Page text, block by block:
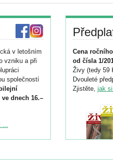
v letošním
vzniku a při
společností
dnech 16.–
září.
...
Cena
od čísla 1/
Živy (tedy 59
Dvouleté
Zjistěte, jak